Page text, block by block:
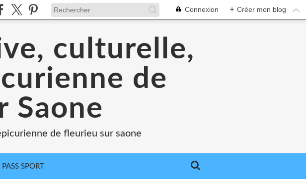
Connexion + Créer mon blog
culturelle,
de
Saone
de fleurieu sur saone
SPORT